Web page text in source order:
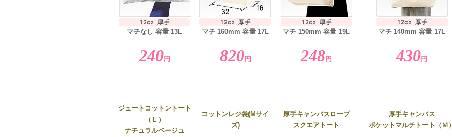
マチなし 容量 13L マチ 160mm 容量 17L マチ 150mm 容量 19L マチ 140mm 容量 17L
240 円 820 円 248 円 430 円
ジュートコットントート
（Ｌ）
ナチュラルベージュ
コットンレジ袋(Mサイ
ズ)
厚手キャンバスロープ
スクエアトート
厚手キャンバス
ポケットマルチトート（Ｍ）